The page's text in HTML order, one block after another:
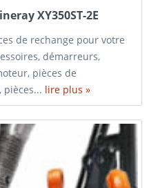
XY350ST-2E
de rechange pour votre
démarreurs,
pièces de
lire plus »